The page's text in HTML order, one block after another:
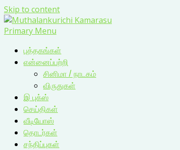
Skip to content
Primary Menu
புத்தகங்கள்
என்னைப்பற்றி
சினிமா / நாடகம்
விருதுகள்
இ புக்ஸ்
செய்திகள்
வீடியோஸ்
தொடர்கள்
சந்திப்புகள்